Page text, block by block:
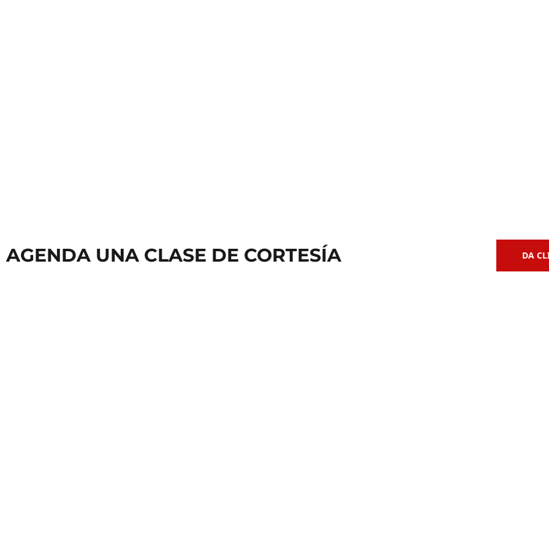
AGENDA UNA CLASE DE CORTESÍA DA